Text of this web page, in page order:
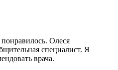
Олеся
специалист. Я
врача.